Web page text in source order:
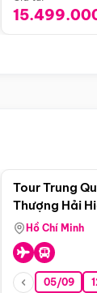
15/10 29/10
Tour Trung
Thượng Hải
Nên Thơ - Ô
Hồ Chí Minh
05/09